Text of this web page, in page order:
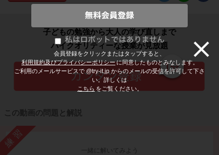
会員登録をクリックまたはタップすると、
利用規約及びプライバシーポリシーに同意したものとみなします。
ご利用のメールサービスで @try-it.jp からのメールの受信を許可して下さ
い。詳しくは
こちら をご覧ください。
子どもの勉強から大人の学び直しまで
ハイクオリティーな授業が見放題
この動画の問題と解説
練習
一緒に解いてみよう